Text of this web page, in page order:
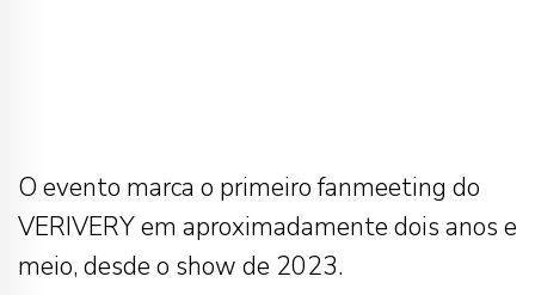
O evento marca o primeiro fanmeeting do
VERIVERY em aproximadamente dois anos e
meio, desde o show de 2023.